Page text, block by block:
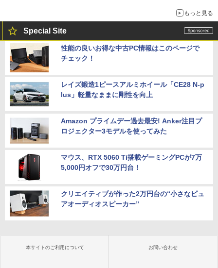
もっと見る
Special Site
性能の良いお得な中古PC情報はこのページで
チェック！
レイズ鍛造1ピースアルミホイール「CE28 N-p
lus」軽量なままに剛性を向上
Amazon プライムデー過去最安! Anker注目プ
ロジェクター3モデルを使ってみた
マウス、RTX 5060 Ti搭載ゲーミングPCが7万
5,000円オフで30万円台！
クリエイティブが作った2万円台の“小さなピュ
アオーディオスピーカー”
本サイトのご利用について お問い合わせ